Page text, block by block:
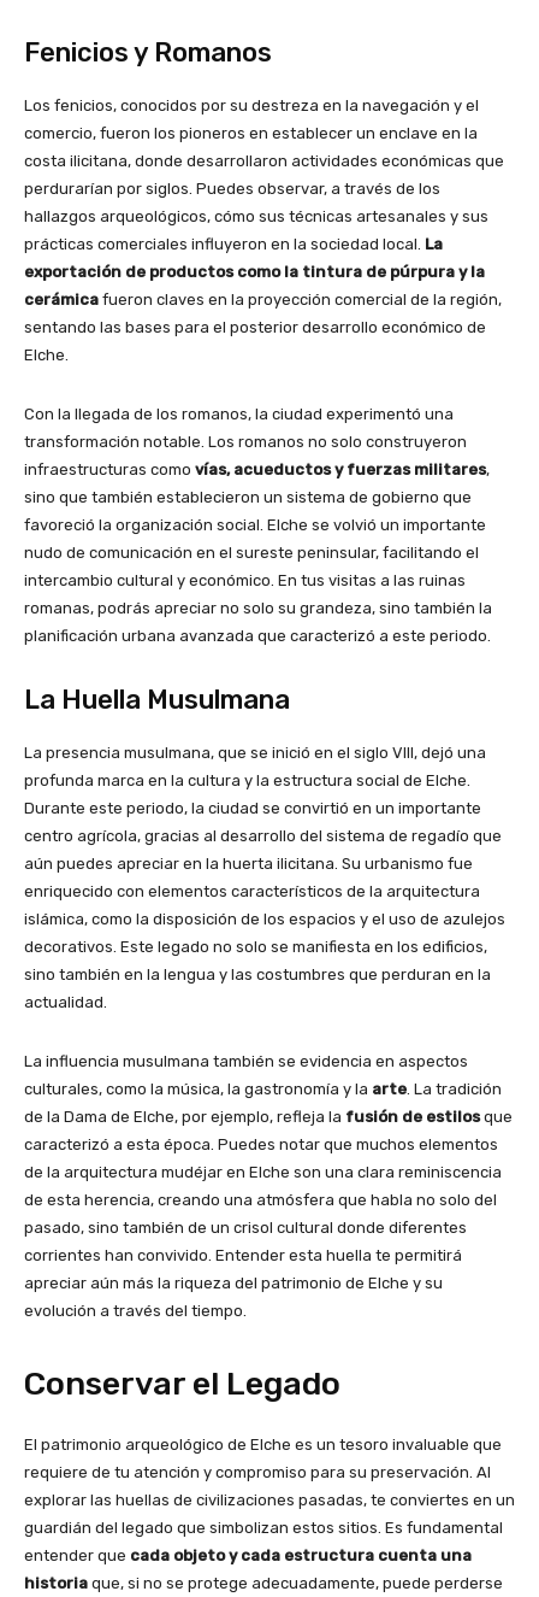
Fenicios y Romanos
Los fenicios, conocidos por su destreza en la navegación y el
comercio, fueron los pioneros en establecer un enclave en la
costa ilicitana, donde desarrollaron actividades económicas que
perdurarían por siglos. Puedes observar, a través de los
hallazgos arqueológicos, cómo sus técnicas artesanales y sus
prácticas comerciales influyeron en la sociedad local. La
exportación de productos como la tintura de púrpura y la
cerámica fueron claves en la proyección comercial de la región,
sentando las bases para el posterior desarrollo económico de
Elche.
Con la llegada de los romanos, la ciudad experimentó una
transformación notable. Los romanos no solo construyeron
infraestructuras como vías, acueductos y fuerzas militares,
sino que también establecieron un sistema de gobierno que
favoreció la organización social. Elche se volvió un importante
nudo de comunicación en el sureste peninsular, facilitando el
intercambio cultural y económico. En tus visitas a las ruinas
romanas, podrás apreciar no solo su grandeza, sino también la
planificación urbana avanzada que caracterizó a este periodo.
La Huella Musulmana
La presencia musulmana, que se inició en el siglo VIII, dejó una
profunda marca en la cultura y la estructura social de Elche.
Durante este periodo, la ciudad se convirtió en un importante
centro agrícola, gracias al desarrollo del sistema de regadío que
aún puedes apreciar en la huerta ilicitana. Su urbanismo fue
enriquecido con elementos característicos de la arquitectura
islámica, como la disposición de los espacios y el uso de azulejos
decorativos. Este legado no solo se manifiesta en los edificios,
sino también en la lengua y las costumbres que perduran en la
actualidad.
La influencia musulmana también se evidencia en aspectos
culturales, como la música, la gastronomía y la arte. La tradición
de la Dama de Elche, por ejemplo, refleja la fusión de estilosque
caracterizó a esta época. Puedes notar que muchos elementos
de la arquitectura mudéjar en Elche son una clara reminiscencia
de esta herencia, creando una atmósfera que habla no solo del
pasado, sino también de un crisol cultural donde diferentes
corrientes han convivido. Entender esta huella te permitirá
apreciar aún más la riqueza del patrimonio de Elche y su
evolución a través del tiempo.
Conservar el Legado
El patrimonio arqueológico de Elche es un tesoro invaluable que
requiere de tu atención y compromiso para su preservación. Al
explorar las huellas de civilizaciones pasadas, te conviertes en un
guardián del legado que simbolizan estos sitios. Es fundamental
entender que cada objeto y cada estructura cuenta una
historia que, si no se protege adecuadamente, puede perderse